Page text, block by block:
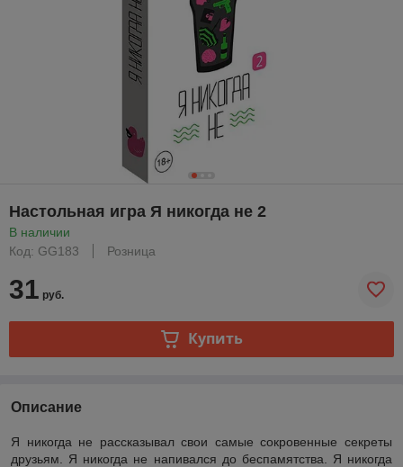
Настольная игра Я никогда не 2
В наличии
Код: GG183
Розница
31 руб.
Купить
Описание
Я никогда не рассказывал свои самые сокровенные секреты
друзьям. Я никогда не напивался до беспамятства. Я никогда